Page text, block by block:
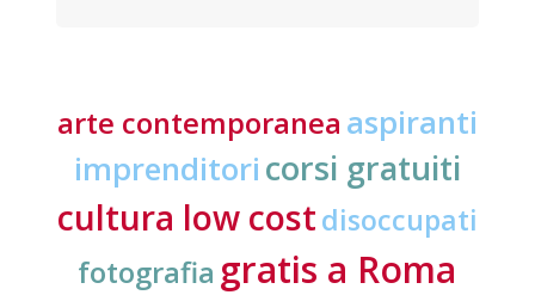
arte contemporanea aspiranti
imprenditori corsi gratuiti
cultura low costdisoccupati
fotografia gratis a Roma